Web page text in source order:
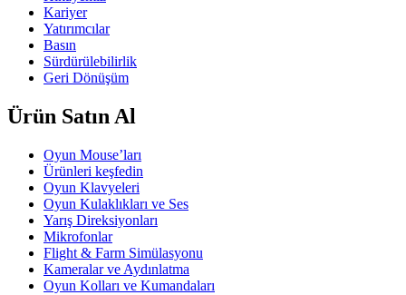
Kariyer
Yatırımcılar
Basın
Sürdürülebilirlik
Geri Dönüşüm
Ürün Satın Al
Oyun Mouse’ları
Ürünleri keşfedin
Oyun Klavyeleri
Oyun Kulaklıkları ve Ses
Yarış Direksiyonları
Mikrofonlar
Flight & Farm Simülasyonu
Kameralar ve Aydınlatma
Oyun Kolları ve Kumandaları